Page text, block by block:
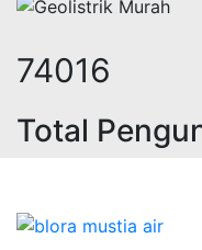
94852
Total